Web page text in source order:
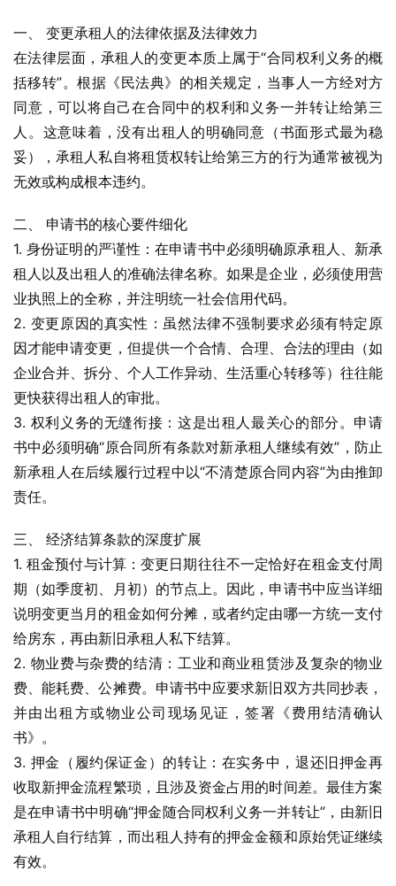
一、 变更承租人的法律依据及法律效力
在法律层面，承租人的变更本质上属于“合同权利义务的概
括移转”。根据《民法典》的相关规定，当事人一方经对方
同意，可以将自己在合同中的权利和义务一并转让给第三
人。这意味着，没有出租人的明确同意（书面形式最为稳
妥），承租人私自将租赁权转让给第三方的行为通常被视为
无效或构成根本违约。
二、 申请书的核心要件细化
1. 身份证明的严谨性：在申请书中必须明确原承租人、新承
租人以及出租人的准确法律名称。如果是企业，必须使用营
业执照上的全称，并注明统一社会信用代码。
2. 变更原因的真实性：虽然法律不强制要求必须有特定原
因才能申请变更，但提供一个合情、合理、合法的理由（如
企业合并、拆分、个人工作异动、生活重心转移等）往往能
更快获得出租人的审批。
3. 权利义务的无缝衔接：这是出租人最关心的部分。申请
书中必须明确“原合同所有条款对新承租人继续有效”，防止
新承租人在后续履行过程中以“不清楚原合同内容”为由推卸
责任。
三、 经济结算条款的深度扩展
1. 租金预付与计算：变更日期往往不一定恰好在租金支付周
期（如季度初、月初）的节点上。因此，申请书中应当详细
说明变更当月的租金如何分摊，或者约定由哪一方统一支付
给房东，再由新旧承租人私下结算。
2. 物业费与杂费的结清：工业和商业租赁涉及复杂的物业
费、能耗费、公摊费。申请书中应要求新旧双方共同抄表，
并由出租方或物业公司现场见证，签署《费用结清确认
书》。
3. 押金（履约保证金）的转让：在实务中，退还旧押金再
收取新押金流程繁琐，且涉及资金占用的时间差。最佳方案
是在申请书中明确“押金随合同权利义务一并转让”，由新旧
承租人自行结算，而出租人持有的押金金额和原始凭证继续
有效。